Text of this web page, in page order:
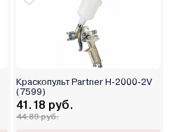
Краскопульт Partner H-2000-2V
(7599)
41.18 руб.
44.89 руб.